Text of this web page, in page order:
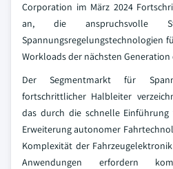
Corporation im März 2024
an, die anspruchsvolle
Spannungsregelungstechnologien
Workloads der nächsten
Der Segmentmarkt für
fortschrittlicher Halbleiter
das durch die schnelle
Erweiterung autonomer
Komplexität der
Anwendungen erfordern